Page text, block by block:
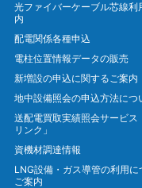
光ファイバーケーブル芯線利
内
配電関係各種申込
電柱位置情報データの販売
新増設の申込に関するご案内
地中設備照会の申込方法につ
送配電買取実績照会サービス
リンク」
資機材調達情報
LNG設備・ガス導管の利用に
ご案内